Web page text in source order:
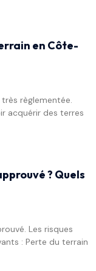
en Côte-
règlementée.
acquérir des terres
? Quels
Les risques
: Perte du terrain